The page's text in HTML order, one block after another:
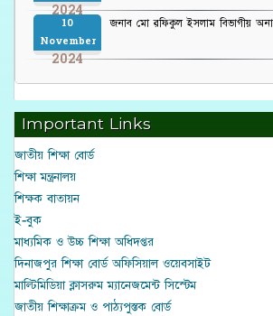
2024
10
November
2024
জনাব মো রফিকুল ইসলাম বিভাগীয়
Important Links
জাতীয় শিক্ষা বোর্ড
শিক্ষা মন্ত্রনালয়
শিক্ষক বাতায়ন
ই-বুক
মাধ্যমিক ও উচ্চ শিক্ষা অধিদপ্তর
দিনাজপুর শিক্ষা বোর্ড অফিসিয়াল ওয়েবসাইট
মাল্টিমিডিয়া ক্লাসরুম ম্যানেজমেন্ট সিস্টেম
জাতীয় শিক্ষাক্রম ও পাঠ্যপুস্তক বোর্ড